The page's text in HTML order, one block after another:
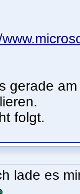
gerade
folgt.
lade es